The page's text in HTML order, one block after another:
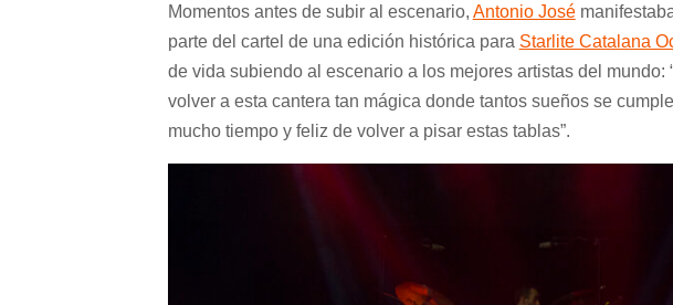
Momentos antes de subir al escenario, Antonio José
parte del cartel de una edición histórica para Starlite Catalana
de vida subiendo al escenario a los mejores artistas del mundo:
volver a esta cantera tan mágica donde tantos sueños se
mucho tiempo y feliz de volver a pisar estas tablas”.